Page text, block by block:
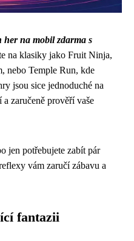
her na mobil zdarma s
na klasiky jako Fruit Ninja,
nebo Temple Run, kde
jsou sice jednoduché na
zaručeně prověří vaše
jen potřebujete zabít pár
vám zaručí zábavu a
fantazii